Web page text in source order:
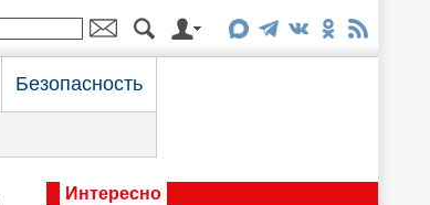
Безопасность
Интересно